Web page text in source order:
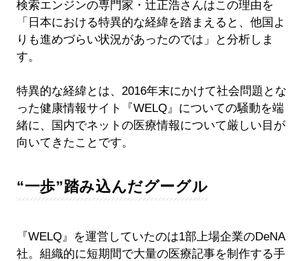
検索エンジンの専門家・辻正浩さんはこの理由を
「日本における特異的な経緯を踏まえると、他国よ
りも進めづらい状況があったのでは」と分析しま
す。
特異的な経緯とは、2016年末にかけて社会問題とな
った健康情報サイト『WELQ』についての騒動を端
緒に、国内でネットの医療情報について厳しい目が
向いてきたことです。
“一歩”踏み込んだグーグル
『WELQ』を運営していたのは1部上場企業のDeNA
社。組織的に短期間で大量の医療記事を制作する手